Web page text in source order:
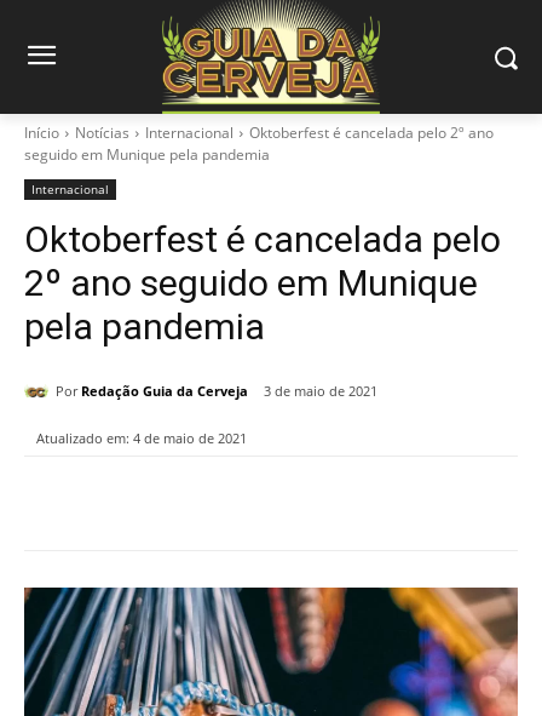
Início Notícias Internacional
Oktoberfest é cancelada pelo 2º ano
seguido em Munique pela pandemia
Internacional
Oktoberfest é cancelada pelo
2º ano seguido em Munique
pela pandemia
Por Redação Guia da Cerveja 3 de maio de 2021
Atualizado em: 4 de maio de 2021